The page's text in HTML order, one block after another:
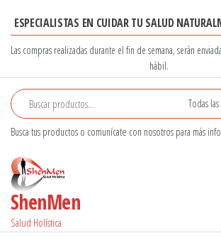
contenido
ESPECIALISTAS EN CUIDAR TU SALUD
Las compras realizadas durante el fin de semana, serán
hábil.
Busca tus productos o comunícate con nosotros para más
ShenMen
Salud Holística